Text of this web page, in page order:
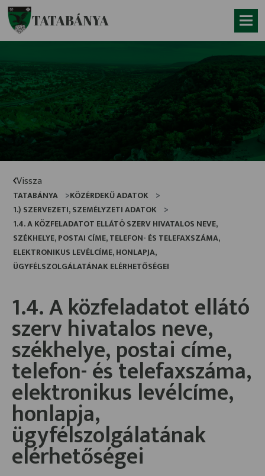
Ugrás a fő tartalomhoz
TATABÁNYA
Vissza
TATABÁNYA
KÖZÉRDEKŰ ADATOK
1.) SZERVEZETI, SZEMÉLYZETI ADATOK
1.4. A KÖZFELADATOT ELLÁTÓ SZERV HIVATALOS NEVE,
SZÉKHELYE, POSTAI CÍME, TELEFON- ÉS TELEFAXSZÁMA,
ELEKTRONIKUS LEVÉLCÍME, HONLAPJA,
ÜGYFÉLSZOLGÁLATÁNAK ELÉRHETŐSÉGEI
1.4. A közfeladatot ellátó
szerv hivatalos neve,
székhelye, postai címe,
telefon- és telefaxszáma,
elektronikus levélcíme,
honlapja,
ügyfélszolgálatának
elérhetőségei